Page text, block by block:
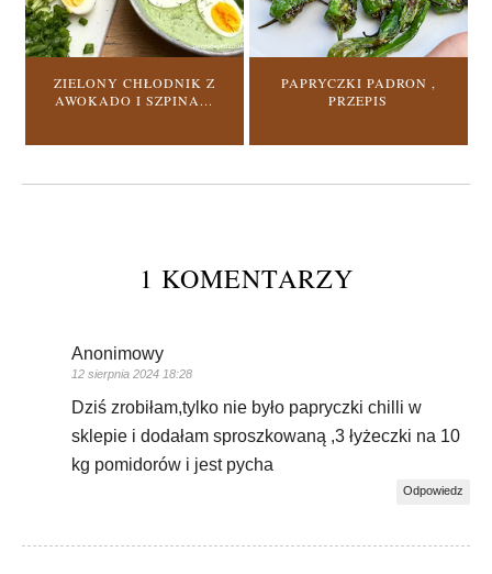
ZIELONY CHŁODNIK Z
AWOKADO I SZPINA...
PAPRYCZKI PADRON ,
PRZEPIS
1 KOMENTARZY
Anonimowy
12 sierpnia 2024 18:28
Dziś zrobiłam,tylko nie było papryczki chilli w
sklepie i dodałam sproszkowaną ,3 łyżeczki na 10
kg pomidorów i jest pycha
Odpowiedz